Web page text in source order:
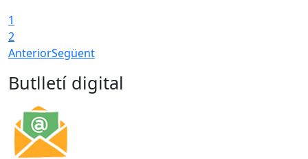
1
2
AnteriorSegüent
Butlletí digital